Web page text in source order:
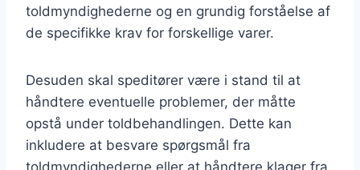
toldmyndighederne og en grundig forståelse af
de specifikke krav for forskellige varer.
Desuden skal speditører være i stand til at
håndtere eventuelle problemer, der måtte
opstå under toldbehandlingen. Dette kan
inkludere at besvare spørgsmål fra
toldmyndighederne eller at håndtere klager fra